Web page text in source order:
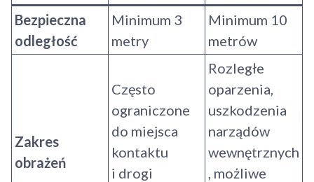
Bezpieczna
odległość
Minimum 3
metry
Minimum 10
metrów
Zakres
obrażeń
Często
ograniczone
do miejsca
kontaktu
i drogi
Rozległe
oparzenia,
uszkodzenia
narządów
wewnętrznych
, możliwe